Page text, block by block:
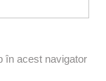
în acest navigator